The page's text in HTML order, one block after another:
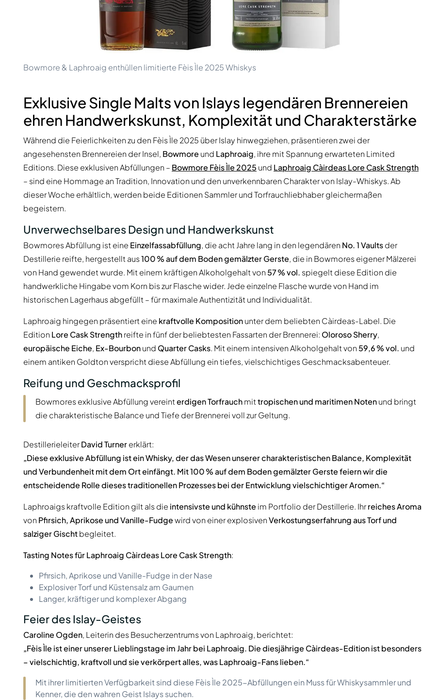
Kommende Veröffentlichungen
Rar & Sammlerstück
Rauchiger Whisky
Süßer Whisky
Diplomatico
Don Julio
Gin Mare
Mangabeiras
Martell
Ron Zacapa
Bowmore & Laphroaig enthüllen limitierte Fèis Ìle 2025 Whiskys
Exklusive Single Malts von Islays legendären Brennereien
ehren Handwerkskunst, Komplexität und Charakterstärke
Während die Feierlichkeiten zu den Fèis Ìle 2025 über Islay hinwegziehen, präsentieren zwei der
angesehensten Brennereien der Insel, Bowmore und Laphroaig, ihre mit Spannung erwarteten Limited
Editions. Diese exklusiven Abfüllungen – Bowmore Fèis Ìle 2025 und Laphroaig Càirdeas Lore Cask Strength
– sind eine Hommage an Tradition, Innovation und den unverkennbaren Charakter von Islay-Whiskys. Ab
dieser Woche erhältlich, werden beide Editionen Sammler und Torfrauchliebhaber gleichermaßen
begeistern.
Unverwechselbares Design und Handwerkskunst
Bowmores Abfüllung ist eine Einzelfassabfüllung, die acht Jahre lang in den legendären No. 1 Vaultsder
Destillerie reifte, hergestellt aus100 % auf dem Boden gemälzter Gerste, die in Bowmores eigener Mälzerei
von Hand gewendet wurde. Mit einem kräftigen Alkoholgehalt von 57 % vol. spiegelt diese Edition die
handwerkliche Hingabe vom Korn bis zur Flasche wider. Jede einzelne Flasche wurde von Hand im
historischen Lagerhaus abgefüllt – für maximale Authentizität und Individualität.
Laphroaig hingegen präsentiert eine kraftvolle Kompositionunter dem beliebten Càirdeas-Label. Die
Edition Lore Cask Strengthreifte in fünf der beliebtesten Fassarten der Brennerei: Oloroso Sherry,
europäische Eiche, Ex-Bourbonund Quarter Casks. Mit einem intensiven Alkoholgehalt von 59,6 % vol. und
einem antiken Goldton verspricht diese Abfüllung ein tiefes, vielschichtiges Geschmacksabenteuer.
Reifung und Geschmacksprofil
Bowmores exklusive Abfüllung vereinterdigen Torfrauchmittropischen und maritimen Notenund bringt
die charakteristische Balance und Tiefe der Brennerei voll zur Geltung.
DestillerieleiterDavid Turnererklärt:
„Diese exklusive Abfüllung ist ein Whisky, der das Wesen unserer charakteristischen Balance, Komplexität
und Verbundenheit mit dem Ort einfängt. Mit 100 % auf dem Boden gemälzter Gerste feiern wir die
entscheidende Rolle dieses traditionellen Prozesses bei der Entwicklung vielschichtiger Aromen.“
Laphroaigs kraftvolle Edition gilt als die intensivste und kühnste im Portfolio der Destillerie. Ihrreiches Aroma
von Pfirsich, Aprikose und Vanille-Fudgewird von einer explosivenVerkostungserfahrung aus Torf und
salziger Gischtbegleitet.
Tasting Notes für Laphroaig Càirdeas Lore Cask Strength:
Pfirsich, Aprikose und Vanille-Fudge in der Nase
Explosiver Torf und Küstensalz am Gaumen
Langer, kräftiger und komplexer Abgang
Feier des Islay-Geistes
Caroline Ogden, Leiterin des Besucherzentrums von Laphroaig, berichtet:
„Fèis Ìle ist einer unserer Lieblingstage im Jahr bei Laphroaig. Die diesjährige Càirdeas-Edition ist besonders
– vielschichtig, kraftvoll und sie verkörpert alles, was Laphroaig-Fans lieben.“
Mit ihrer limitierten Verfügbarkeit sind diese Fèis Ìle 2025-Abfüllungen ein Muss für Whiskysammler und
Kenner, die den wahren Geist Islays suchen.